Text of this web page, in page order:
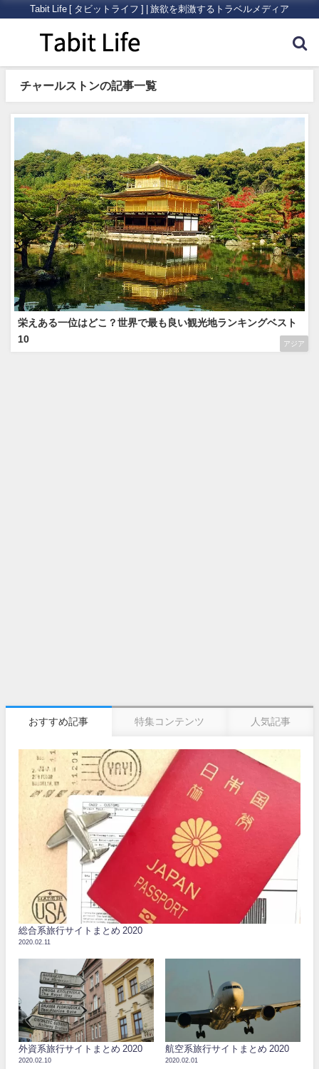
Tabit Life [ タビットライフ ] | 旅欲を刺激するトラベルメディア
チャールストンの記事一覧
アジア
栄えある一位はどこ？世界で最も良い観光地ランキングベスト
10
おすすめ記事 特集コンテンツ 人気記事
総合系旅行サイトまとめ 2020
2020.02.11
外資系旅行サイトまとめ 2020
2020.02.10
航空系旅行サイトまとめ 2020
2020.02.01